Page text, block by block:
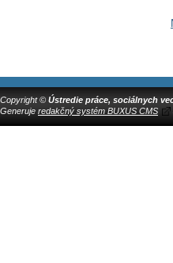
Copyright © Ústredie práce, sociálnych
Generuje redakčný systém BUXUS CMS